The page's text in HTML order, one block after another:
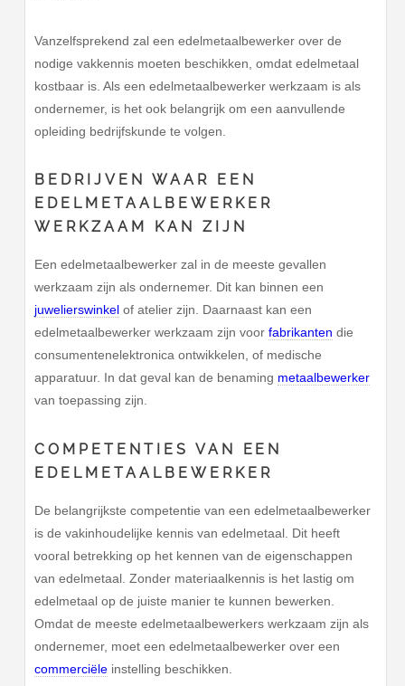
Vanzelfsprekend zal een edelmetaalbewerker over de
nodige vakkennis moeten beschikken, omdat edelmetaal
kostbaar is. Als een edelmetaalbewerker werkzaam is als
ondernemer, is het ook belangrijk om een aanvullende
opleiding bedrijfskunde te volgen.
BEDRIJVEN WAAR EEN
EDELMETAALBEWERKER
WERKZAAM KAN ZIJN
Een edelmetaalbewerker zal in de meeste gevallen
werkzaam zijn als ondernemer. Dit kan binnen een
juwelierswinkel of atelier zijn. Daarnaast kan een
edelmetaalbewerker werkzaam zijn voorfabrikanten die
consumentenelektronica ontwikkelen, of medische
apparatuur. In dat geval kan de benaming metaalbewerker
van toepassing zijn.
COMPETENTIES VAN EEN
EDELMETAALBEWERKER
De belangrijkste competentie van een edelmetaalbewerker
is de vakinhoudelijke kennis van edelmetaal. Dit heeft
vooral betrekking op het kennen van de eigenschappen
van edelmetaal. Zonder materiaalkennis is het lastig om
edelmetaal op de juiste manier te kunnen bewerken.
Omdat de meeste edelmetaalbewerkers werkzaam zijn als
ondernemer, moet een edelmetaalbewerker over een
commerciële instelling beschikken.